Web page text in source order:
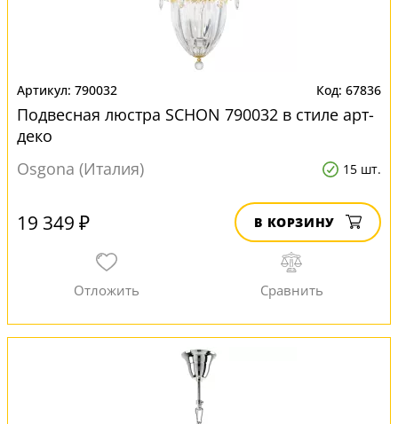
790032 67836
Подвесная люстра SCHON 790032 в стиле арт-
деко
Osgona (Италия)
15 шт.
19 349 ₽ В КОРЗИНУ